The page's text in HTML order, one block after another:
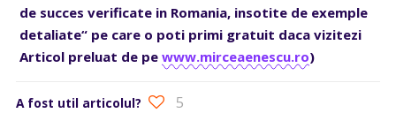
de succes verificate in Romania, insotite de exemple
detaliate“ pe care o poti primi gratuit daca vizitezi
Articol preluat de pewww.mirceaenescu.ro)
A fost util articolul? 5